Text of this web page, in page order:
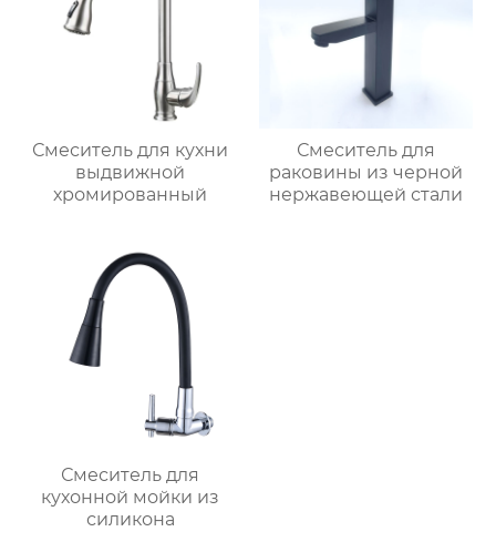
Смеситель для кухни
выдвижной
хромированный
Смеситель для
раковины из черной
нержавеющей стали
Смеситель для
кухонной мойки из
силикона